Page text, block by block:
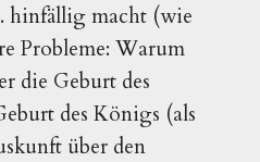
hinfällig macht (wie
Probleme: Warum
die Geburt des
des Königs (als
über den